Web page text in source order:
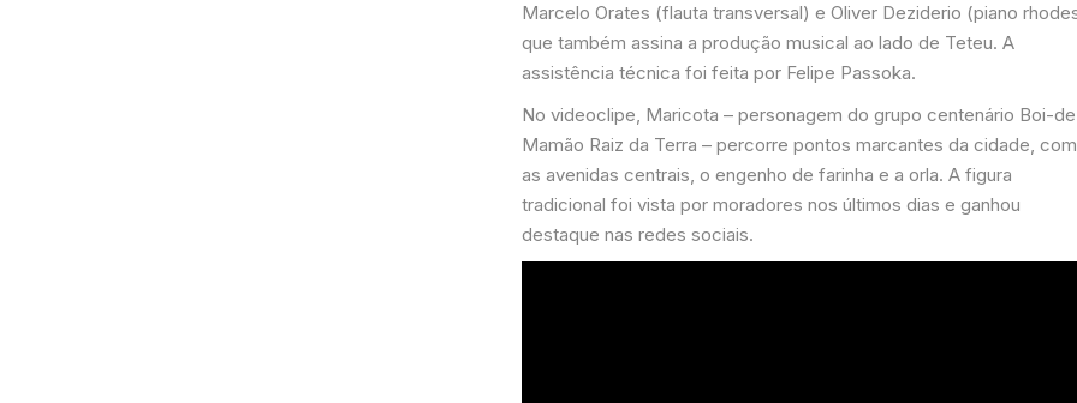
Marcelo Orates (flauta transversal) e Oliver Deziderio (piano
que também assina a produção musical ao lado de Teteu. A
assistência técnica foi feita por Felipe Passoka.
No videoclipe, Maricota – personagem do grupo centenário Boi-
Mamão Raiz da Terra – percorre pontos marcantes da cidade,
as avenidas centrais, o engenho de farinha e a orla. A figura
tradicional foi vista por moradores nos últimos dias e ganhou
destaque nas redes sociais.